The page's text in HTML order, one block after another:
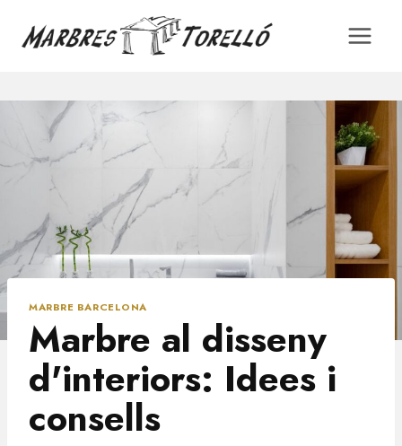
contingut
MARBRE BARCELONA
Marbre al disseny
d'interiors: Idees i
consells